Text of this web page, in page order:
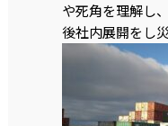
や死角を理解し
後社内展開をし